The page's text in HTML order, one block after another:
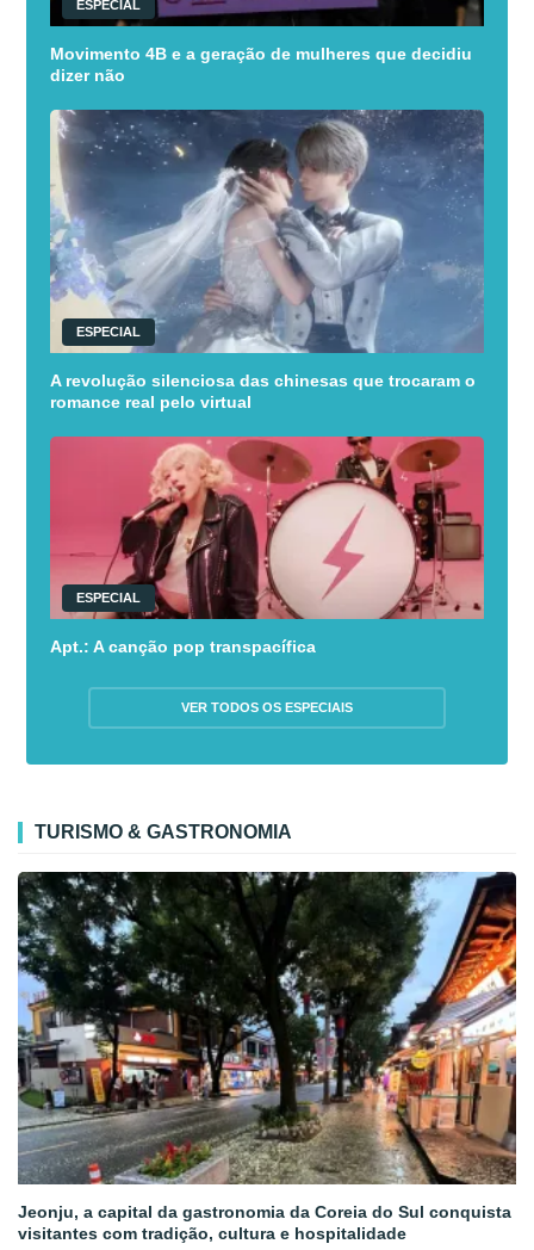
ESPECIAL
Movimento 4B e a geração de mulheres que decidiu
dizer não
ESPECIAL
A revolução silenciosa das chinesas que trocaram o
romance real pelo virtual
ESPECIAL
Apt.: A canção pop transpacífica
VER TODOS OS ESPECIAIS
TURISMO & GASTRONOMIA
Jeonju, a capital da gastronomia da Coreia do Sul conquista
visitantes com tradição, cultura e hospitalidade